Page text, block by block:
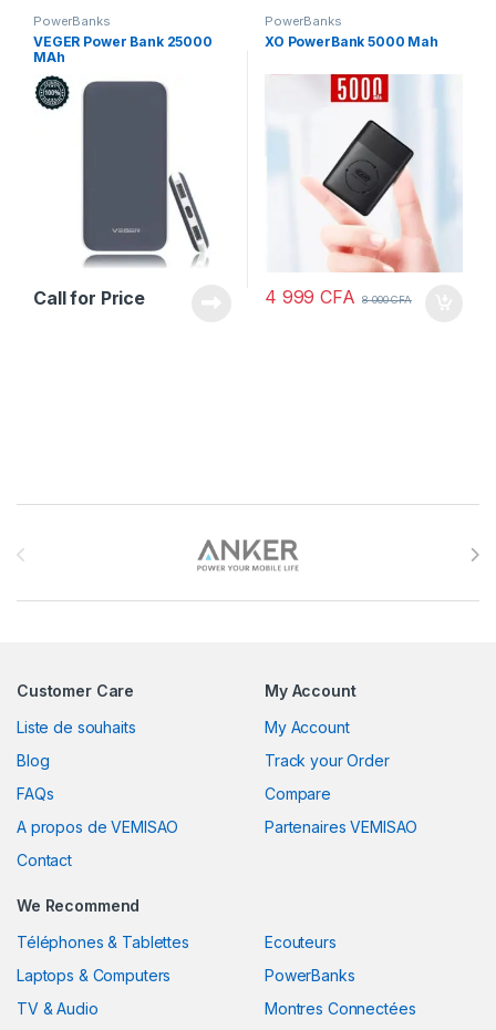
PowerBanks
VEGER Power Bank 25000
MAh
Call for Price
PowerBanks
XO PowerBank 5000 Mah
4 999CFA 8 000CFA
Customer Care
Liste de souhaits
Blog
FAQs
A propos de VEMISAO
Contact
My Account
My Account
Track your Order
Compare
Partenaires VEMISAO
We Recommend
Téléphones & Tablettes
Laptops & Computers
TV & Audio
Ecouteurs
PowerBanks
Montres Connectées